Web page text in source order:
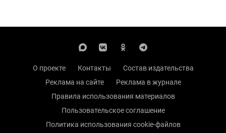
О проекте Контакты
Состав издательства
Реклама на сайте
Реклама в журнале
Правила использования материалов
Пользовательское соглашение
Политика использования cookie-файлов